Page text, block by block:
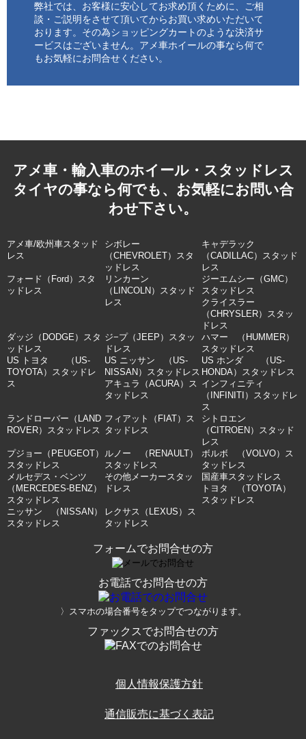
弊社では、お客様に安心してお求め頂くために、ご相
談・ご説明をさせて頂いてからお買い求めいただいて
おります。その為ショッピングカートのような決済サ
ービスはございません。アメ車ホイールの事なら何で
もお気軽にお問合せください。
アメ車・輸入車のホイール・スタッドレス
タイヤの事なら何でも、お気軽にお問い合
わせ下さい。
アメ車/欧州車スタッド
レス
シボレー
（CHEVROLET）スタ
ッドレス
キャデラック
（CADILLAC）スタッド
レス
フォード（Ford）スタ
ッドレス
リンカーン
（LINCOLN）スタッド
レス
ジーエムシー（GMC）
スタッドレス
クライスラー
（CHRYSLER）スタッ
ドレス
ダッジ（DODGE）スタ
ッドレス
ジ−プ（JEEP）スタッ
ドレス
ハマー （HUMMER）
スタッドレス
US トヨタ （US-
TOYOTA）スタッドレ
ス
US ニッサン （US-
NISSAN）スタッドレス
US ホンダ （US-
HONDA）スタッドレス
アキュラ（ACURA）ス
タッドレス
インフィニティ
（INFINITI）スタッドレ
ス
ランドローバー（LAND
ROVER）スタッドレス
フィアット（FIAT）ス
タッドレス
シトロエン
（CITROEN）スタッド
レス
プジョー（PEUGEOT）
スタッドレス
ルノー （RENAULT）
スタッドレス
ボルボ （VOLVO）ス
タッドレス
メルセデス・ベンツ
（MERCEDES-BENZ）
スタッドレス
その他メーカースタッ
ドレス
国産車スタッドレス
トヨタ （TOYOTA）
スタッドレス
ニッサン （NISSAN）
スタッドレス
レクサス（LEXUS）ス
タッドレス
フォームでお問合せの方
お電話でお問合せの方
〉スマホの場合番号をタップでつながります。
ファックスでお問合せの方
個人情報保護方針
通信販売に基づく表記